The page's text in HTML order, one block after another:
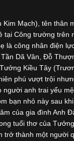
Kim Mạch), tên thân
tại Công trường trên
là công nhân điện
Dã Vân, Đỗ
Kiều Tây
phú vượt trội
người anh trai yểu
bạn nhỏ này sau
của gia đình Anh
tuổi thơ của
trở thành một người